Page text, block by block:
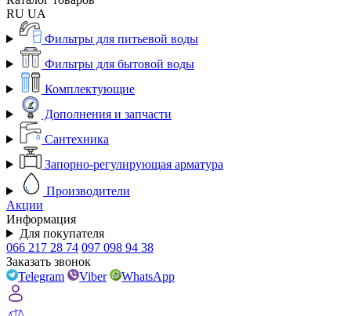
RU UA
Фильтры для питьевой воды
Фильтры для бытовой воды
Комплектующие
Дополнения и запчасти
Сантехника
Запорно-регулирующая арматура
Производители
Акции
Информация
Для покупателя
066 217 28 74 097 098 94 38
Заказать звонок
Telegram
Viber WhatsApp